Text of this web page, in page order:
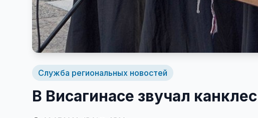
Служба региональных новостей
В Висагинасе звучал